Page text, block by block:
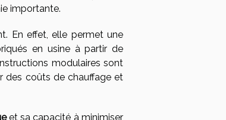
importante.
En effet, elle permet une
en usine à partir de
modulaires sont
des coûts de chauffage et
et sa capacité à minimiser